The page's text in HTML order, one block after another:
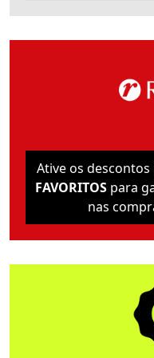
Ative os
FAVORITOSpara
nas